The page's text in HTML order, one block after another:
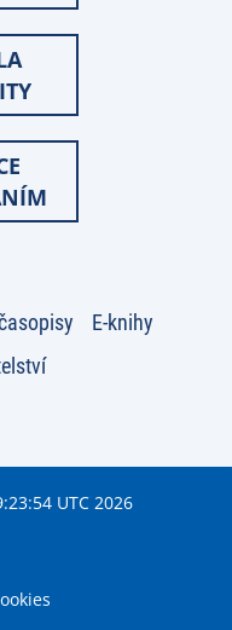
E-knihy
UTC 2026